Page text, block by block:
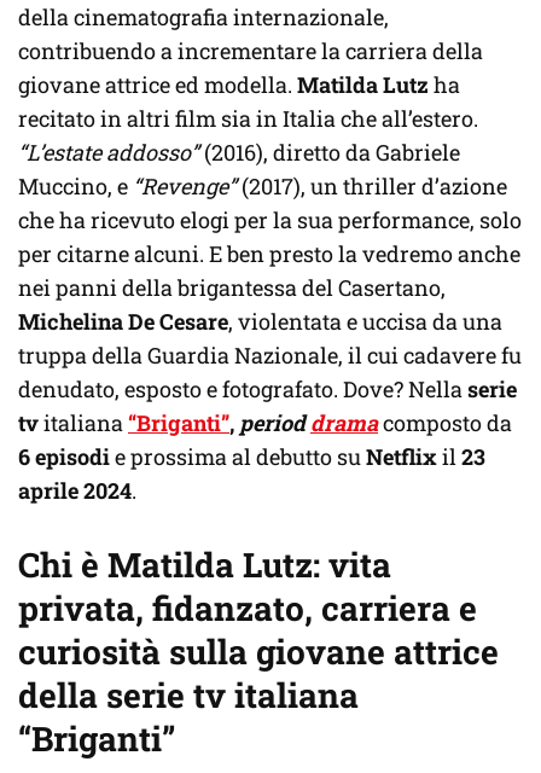
della cinematografia internazionale,
contribuendo a incrementare la carriera della
giovane attrice ed modella. Matilda Lutz ha
recitato in altri film sia in Italia che all’estero.
“L’estate addosso”(2016), diretto da Gabriele
Muccino, e “Revenge”(2017), un thriller d’azione
che ha ricevuto elogi per la sua performance, solo
per citarne alcuni. E ben presto la vedremo anche
nei panni della brigantessa del Casertano,
Michelina De Cesare, violentata e uccisa da una
truppa della Guardia Nazionale, il cui cadavere fu
denudato, esposto e fotografato. Dove? Nella serie
tvitaliana “Briganti”, perioddramacomposto da
6 episodie prossima al debutto su Netflixil 23
aprile 2024.
Chi è Matilda Lutz: vita
privata, fidanzato, carriera e
curiosità sulla giovane attrice
della serie tv italiana
“Briganti”